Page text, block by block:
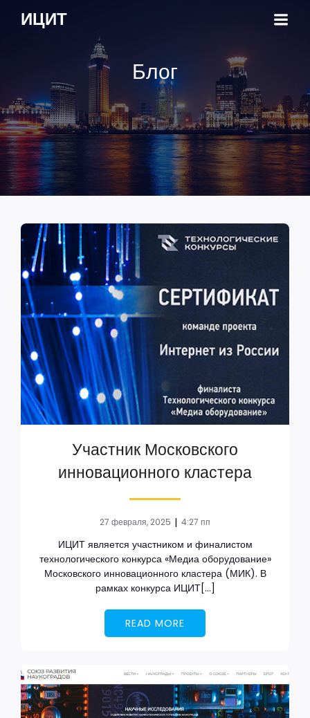
ИЦИТ
Блог
Участник Московского
инновационного кластера
27 февраля, 2025 | 4:27 пп
ИЦИТ является участником и финалистом
технологического конкурса «Медиа оборудование»
Московского инновационного кластера (МИК). В
рамках конкурса ИЦИТ[…]
READ MORE